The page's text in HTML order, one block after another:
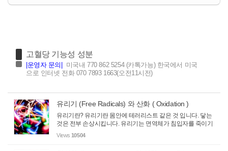
고혈당 기능성 성분
운영자 문의
미국내 770 862 5254 (카톡가능) 한국에서 미국
으로 인터넷 전화 070 7893 1663(오전11시전)
유리기 (Free Radicals) 와 산화 ( Oxidation )
유리기란? 유리기란 몸안에 테러리스트 같은 것 입니다. 닿는
것은 전부 손상시킵니다. 유리기는 면역체가 침입자를 죽이기
위하여 만들어 냅니다. 일부 유리기는 정상적인 신진대사의
Views 10504